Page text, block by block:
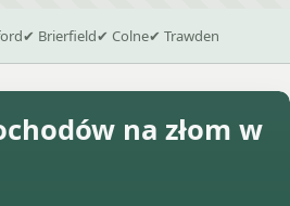
✔ Brierfield✔ Colne✔ Trawden
na złom w